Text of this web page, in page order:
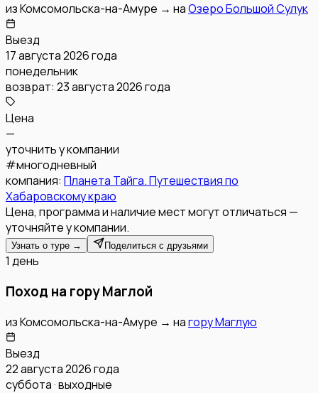
изКомсомольска-на-Амуре → наОзеро Большой Сулук
Выезд
17 августа 2026 года
понедельник
возврат: 23 августа 2026 года
Цена
—
уточнить у компании
#многодневный
компания: Планета Тайга. Путешествия по
Хабаровскому краю
Цена, программа и наличие мест могут отличаться —
уточняйте у компании.
Узнать о туре → Поделиться с друзьями
1 день
Поход на гору Маглой
изКомсомольска-на-Амуре → нагору Маглую
Выезд
22 августа 2026 года
суббота · выходные